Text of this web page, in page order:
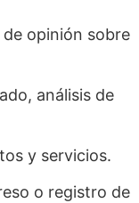
de opinión sobre
análisis de
y servicios.
o registro de